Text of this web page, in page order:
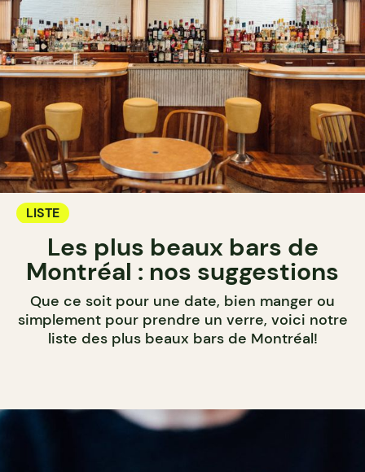
LISTE
Les plus beaux bars de
Montréal : nos suggestions
Que ce soit pour une date, bien manger ou
simplement pour prendre un verre, voici notre
liste des plus beaux bars de Montréal!